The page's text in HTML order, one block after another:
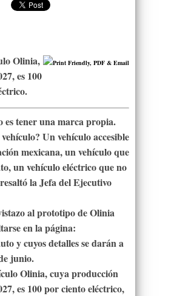
Olinia,
es 100
es tener una marca propia.
Un vehículo accesible
mexicana, un vehículo que
un vehículo eléctrico que no
la Jefa del Ejecutivo
al prototipo de Olinia
en la página:
y cuyos detalles se darán a
junio.
Olinia, cuya producción
es 100 por ciento eléctrico,